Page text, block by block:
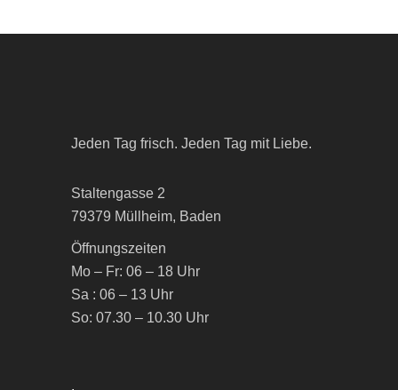
Jeden Tag frisch. Jeden Tag mit Liebe.
Staltengasse 2
79379 Müllheim, Baden
Öffnungszeiten
Mo – Fr: 06 – 18 Uhr
Sa : 06 – 13 Uhr
So: 07.30 – 10.30 Uhr